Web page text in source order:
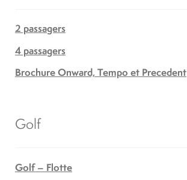
2 passagers
4 passagers
Brochure Onward, Tempo et Precedent
Golf
Golf – Flotte